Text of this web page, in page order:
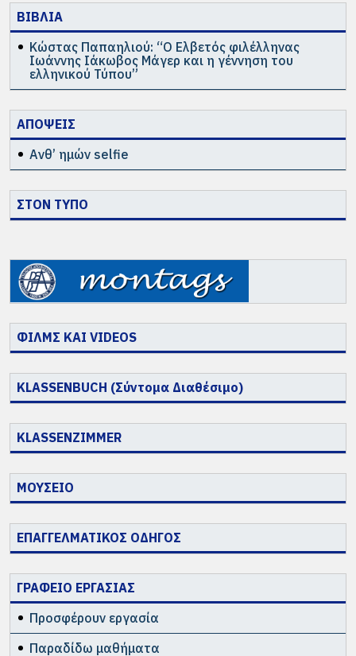
ΒΙΒΛΙΑ
Κώστας Παπαηλιού: “Ο Ελβετός φιλέλληνας
Ιωάννης Ιάκωβος Μάγερ και η γέννηση του
ελληνικού Τύπου”
ΑΠΟΨΕΙΣ
Ανθ’ ημών selfie
ΣΤΟΝ ΤΥΠΟ
ΦΙΛΜΣ ΚΑΙ VIDEOS
KLASSENBUCH (Σύντομα Διαθέσιμο)
KLASSENZIMMER
ΜΟΥΣΕΙΟ
ΕΠΑΓΓΕΛΜΑΤΙΚΟΣ ΟΔΗΓΟΣ
ΓΡΑΦΕΙΟ ΕΡΓΑΣΙΑΣ
Προσφέρουν εργασία
Παραδίδω μαθήματα